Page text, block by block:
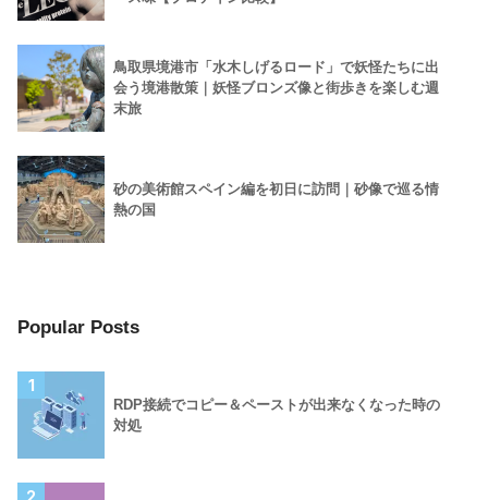
鳥取県境港市「水木しげるロード」で妖怪たちに出
会う境港散策｜妖怪ブロンズ像と街歩きを楽しむ週
末旅
砂の美術館スペイン編を初日に訪問｜砂像で巡る情
熱の国
Popular Posts
1
RDP接続でコピー＆ペーストが出来なくなった時の
対処
2